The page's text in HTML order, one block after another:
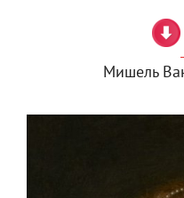
Мишель